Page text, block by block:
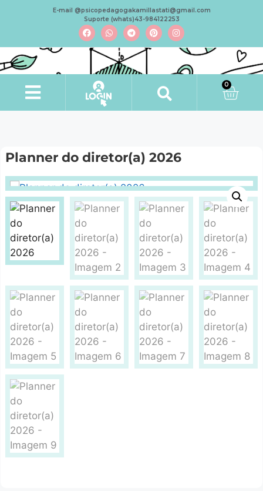
E-mail @psicopedagogakamillastati@gmail.com
Suporte (whats)43-984122253
0
Planner do diretor(a) 2026